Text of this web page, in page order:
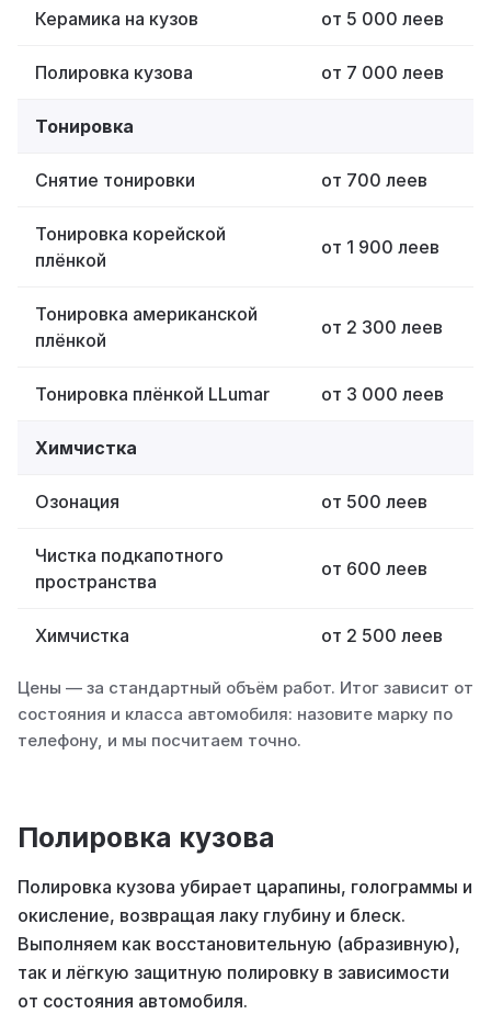
Керамика на кузов от 5 000 леев
Полировка кузова от 7 000 леев
Тонировка
Снятие тонировки от 700 леев
Тонировка корейской
плёнкой
от 1 900 леев
Тонировка американской
плёнкой
от 2 300 леев
Тонировка плёнкой LLumar от 3 000 леев
Химчистка
Озонация от 500 леев
Чистка подкапотного
пространства
от 600 леев
Химчистка от 2 500 леев
Цены — за стандартный объём работ. Итог зависит от
состояния и класса автомобиля: назовите марку по
телефону, и мы посчитаем точно.
Полировка кузова
Полировка кузова убирает царапины, голограммы и
окисление, возвращая лаку глубину и блеск.
Выполняем как восстановительную (абразивную),
так и лёгкую защитную полировку в зависимости
от состояния автомобиля.